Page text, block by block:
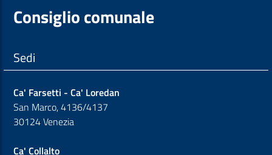
Consiglio comunale
Sedi
Ca' Farsetti - Ca' Loredan
San Marco, 4136/4137
30124 Venezia
Ca' Collalto